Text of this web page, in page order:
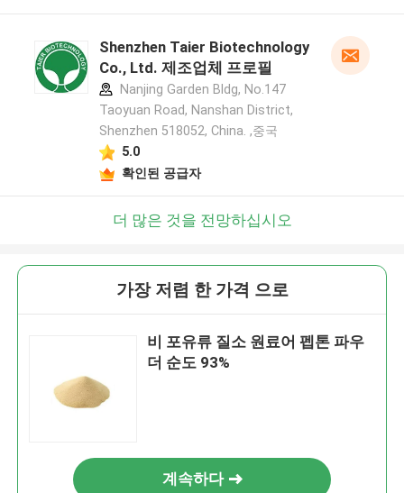
Shenzhen Taier Biotechnology
Co., Ltd. 제조업체 프로필
Nanjing Garden Bldg, No.147
Taoyuan Road, Nanshan District,
Shenzhen 518052, China. ,중국
5.0
확인된 공급자
더 많은 것을 전망하십시오
가장 저렴 한 가격 으로
비 포유류 질소 원료어 펩톤 파우
더 순도 93%
계속하다